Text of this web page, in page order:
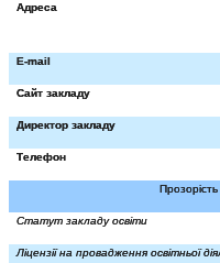
Адреса
E-mail
Сайт закладу
Директор закладу
Телефон
Прозорість
Статут закладу освіти
Ліцензії на провадження освітньої